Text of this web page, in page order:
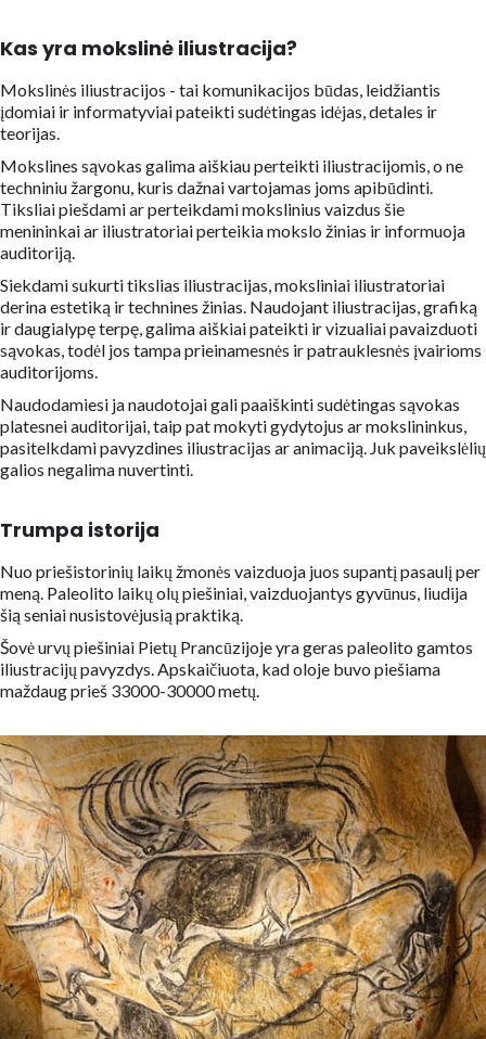
Kas yra mokslinė iliustracija?
Mokslinės iliustracijos - tai komunikacijos būdas, leidžiantis
įdomiai ir informatyviai pateikti sudėtingas idėjas, detales ir
teorijas.
Mokslines sąvokas galima aiškiau perteikti iliustracijomis, o ne
techniniu žargonu, kuris dažnai vartojamas joms apibūdinti.
Tiksliai piešdami ar perteikdami mokslinius vaizdus šie
menininkai ar iliustratoriai perteikia mokslo žinias ir informuoja
auditoriją.
Siekdami sukurti tikslias iliustracijas, moksliniai iliustratoriai
derina estetiką ir technines žinias. Naudojant iliustracijas, grafiką
ir daugialypę terpę, galima aiškiai pateikti ir vizualiai pavaizduoti
sąvokas, todėl jos tampa prieinamesnės ir patrauklesnės įvairioms
auditorijoms.
Naudodamiesi ja naudotojai gali paaiškinti sudėtingas sąvokas
platesnei auditorijai, taip pat mokyti gydytojus ar mokslininkus,
pasitelkdami pavyzdines iliustracijas ar animaciją. Juk paveikslėlių
galios negalima nuvertinti.
Trumpa istorija
Nuo priešistorinių laikų žmonės vaizduoja juos supantį pasaulį per
meną. Paleolito laikų olų piešiniai, vaizduojantys gyvūnus, liudija
šią seniai nusistovėjusią praktiką.
Šovė urvų piešiniai Pietų Prancūzijoje yra geras paleolito gamtos
iliustracijų pavyzdys. Apskaičiuota, kad oloje buvo piešiama
maždaug prieš 33000-30000 metų.